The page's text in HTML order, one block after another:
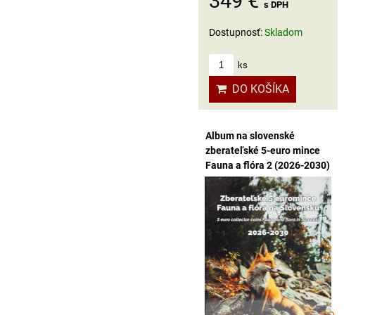
s DPH
Dostupnosť:Skladom
ks
DO KOŠÍKA
Album na slovenské
zberateľské 5-euro mince
Fauna a flóra 2 (2026-2030)